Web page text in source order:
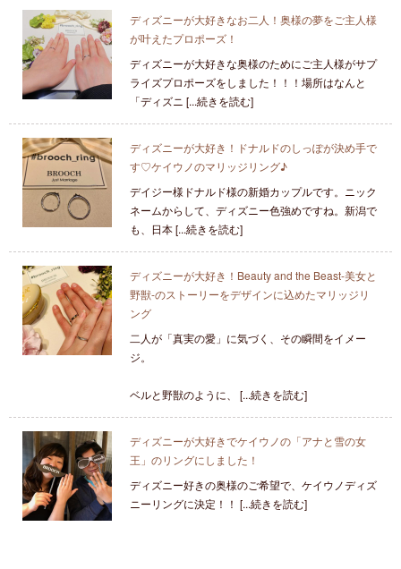
ディズニーが大好きなお二人！奥様の夢をご主人様
が叶えたプロポーズ！
ディズニーが大好きな奥様のためにご主人様がサプ
ライズプロポーズをしました！！！場所はなんと
「ディズニ [...続きを読む]
ディズニーが大好き！ドナルドのしっぽが決め手で
す♡ケイウノのマリッジリング♪
デイジー様ドナルド様の新婚カップルです。ニック
ネームからして、ディズニー色強めですね。新潟で
も、日本 [...続きを読む]
ディズニーが大好き！Beauty and the Beast-美女と
野獣-のストーリーをデザインに込めたマリッジリ
ング
二人が「真実の愛」に気づく、その瞬間をイメー
ジ。
ベルと野獣のように、 [...続きを読む]
ディズニーが大好きでケイウノの「アナと雪の女
王」のリングにしました！
ディズニー好きの奥様のご希望で、ケイウノディズ
ニーリングに決定！！ [...続きを読む]